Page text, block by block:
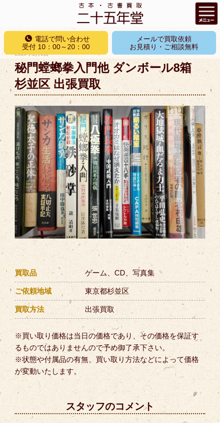
コ
テ
ン
ツ
へ
ス
キ
プ
電話で問い合わせ
受付 10：00～20：00
メールで買取依頼
お見積り・ご相談無料
稿
日:
2020年1月6日
秘門螳螂拳入門他 ダンボール8箱
杉並区 出張買取
買取品 ゲーム、CD、写真集
ご依頼地域 東京都杉並区
買取方法 出張買取
※買い取り価格は当日の価格であり、その価格を保証す
るものではありませんので予め御了承下さい。
※状態や付属品の有無、買い取り方法などによって価格
が変動いたします。
スタッフのコメント